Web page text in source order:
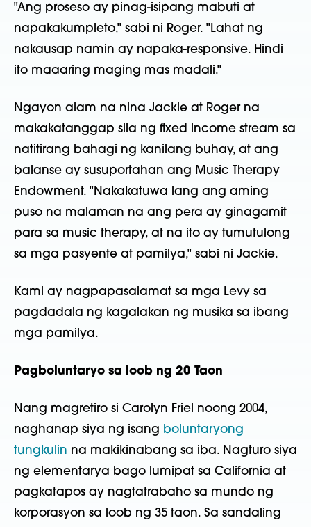
"Ang proseso ay pinag-isipang mabuti at
napakakumpleto," sabi ni Roger. "Lahat ng
nakausap namin ay napaka-responsive. Hindi
ito maaaring maging mas madali."
Ngayon alam na nina Jackie at Roger na
makakatanggap sila ng fixed income stream sa
natitirang bahagi ng kanilang buhay, at ang
balanse ay susuportahan ang Music Therapy
Endowment. "Nakakatuwa lang ang aming
puso na malaman na ang pera ay ginagamit
para sa music therapy, at na ito ay tumutulong
sa mga pasyente at pamilya," sabi ni Jackie.
Kami ay nagpapasalamat sa mga Levy sa
pagdadala ng kagalakan ng musika sa ibang
mga pamilya.
Pagboluntaryo sa loob ng 20 Taon
Nang magretiro si Carolyn Friel noong 2004,
naghanap siya ng isang boluntaryong
tungkulin na makikinabang sa iba. Nagturo siya
ng elementarya bago lumipat sa California at
pagkatapos ay nagtatrabaho sa mundo ng
korporasyon sa loob ng 35 taon. Sa sandaling